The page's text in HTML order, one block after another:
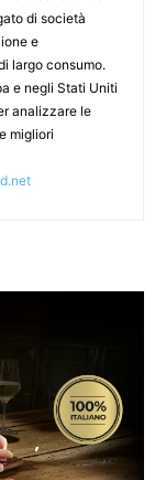
di società
e
largo consumo.
e negli Stati Uniti
analizzare le
migliori